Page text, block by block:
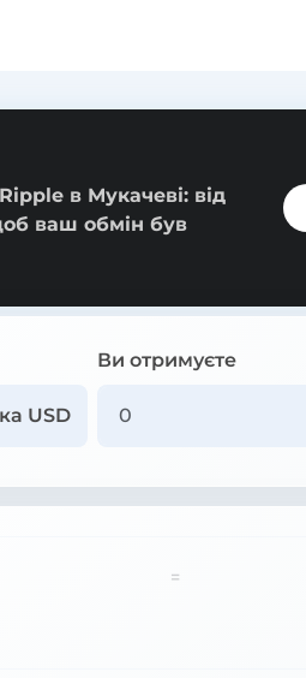
в Мукачеві: від
ваш обмін був
USD
Ви отримуєте
=